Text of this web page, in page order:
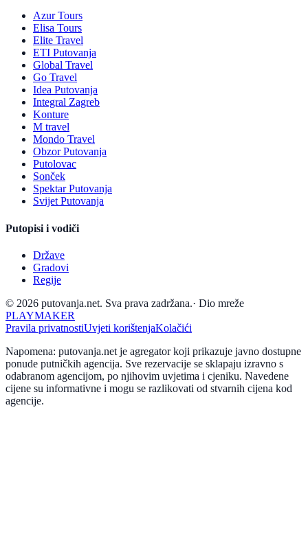
Azur Tours
Elisa Tours
Elite Travel
ETI Putovanja
Global Travel
Go Travel
Idea Putovanja
Integral Zagreb
Konture
M travel
Mondo Travel
Obzor Putovanja
Putolovac
Sonček
Spektar Putovanja
Svijet Putovanja
Putopisi i vodiči
Države
Gradovi
Regije
© 2026 putovanja.net. Sva prava zadržana.· Dio mreže
PLAYMAKER
Pravila privatnostiUvjeti korištenjaKolačići
Napomena: putovanja.net je agregator koji prikazuje javno dostupne
ponude putničkih agencija. Sve rezervacije se sklapaju izravno s
odabranom agencijom, po njihovim uvjetima i cjeniku. Navedene
cijene su informativne i mogu se razlikovati od stvarnih cijena kod
agencije.